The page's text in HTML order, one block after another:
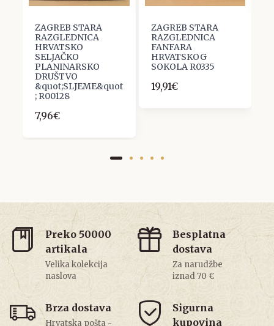
ZAGREB STARA
RAZGLEDNICA
HRVATSKO
SELJAČKO
PLANINARSKO
DRUŠTVO
&quot;SLJEME&quot
; R00128
7,96€
ZAGREB STARA
RAZGLEDNICA
FANFARA
HRVATSKOG
SOKOLA R0335
19,91€
Preko 50000
artikala
Velika kolekcija
naslova
Besplatna
dostava
Za narudžbe
iznad 70 €
Brza dostava
Hrvatska pošta -
Sigurna
kupovina